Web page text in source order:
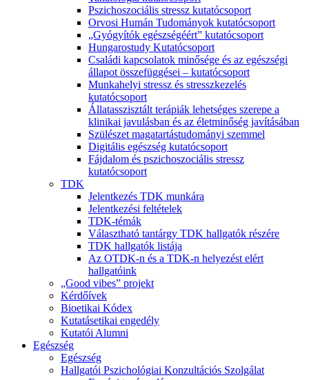
Pszichoszociális stressz kutatócsoport
Orvosi Humán Tudományok kutatócsoport
„Gyógyítók egészségéért” kutatócsoport
Hungarostudy Kutatócsoport
Családi kapcsolatok minősége és az egészségi
állapot összefüggései – kutatócsoport
Munkahelyi stressz és stresszkezelés
kutatócsoport
Állatasszisztált terápiák lehetséges szerepe a
klinikai javulásban és az életminőség javításában
Szülészet magatartástudományi szemmel
Digitális egészség kutatócsoport
Fájdalom és pszichoszociális stressz
kutatócsoport
TDK
Jelentkezés TDK munkára
Jelentkezési feltételek
TDK-témák
Választható tantárgy TDK hallgatók részére
TDK hallgatók listája
Az OTDK-n és a TDK-n helyezést elért
hallgatóink
„Good vibes” projekt
Kérdőívek
Bioetikai Kódex
Kutatásetikai engedély
Kutatói Alumni
Egészség
Egészség
Hallgatói Pszichológiai Konzultációs Szolgálat